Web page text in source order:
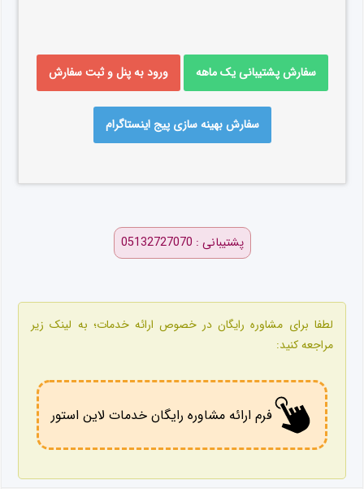
سفارش پشتیبانی یک ماهه ورود به پنل و ثبت سفارش
سفارش بهینه سازی پیج اینستاگرام
پشتیبانی : 05132727070
لطفا برای مشاوره رایگان در خصوص ارائه خدمات؛ به لینک زیر
مراجعه کنید:
فرم ارائه مشاوره رایگان خدمات لاین استور